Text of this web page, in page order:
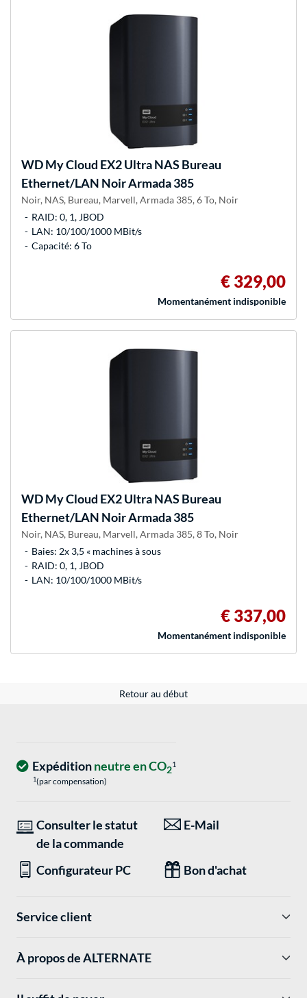
WDMy Cloud EX2 Ultra NAS Bureau
Ethernet/LAN Noir Armada 385
Noir, NAS, Bureau, Marvell, Armada 385, 6 To, Noir
RAID: 0, 1, JBOD
LAN: 10/100/1000 MBit/s
Capacité: 6 To
€ 329,00
Momentanément indisponible
WDMy Cloud EX2 Ultra NAS Bureau
Ethernet/LAN Noir Armada 385
Noir, NAS, Bureau, Marvell, Armada 385, 8 To, Noir
Baies: 2x 3,5 « machines à sous
RAID: 0, 1, JBOD
LAN: 10/100/1000 MBit/s
€ 337,00
Momentanément indisponible
Retour au début
Expéditionneutre en CO21
1(par compensation)
Consulter le statut
de la commande
E-Mail
Configurateur PC Bon d'achat
Service client
À propos de ALTERNATE